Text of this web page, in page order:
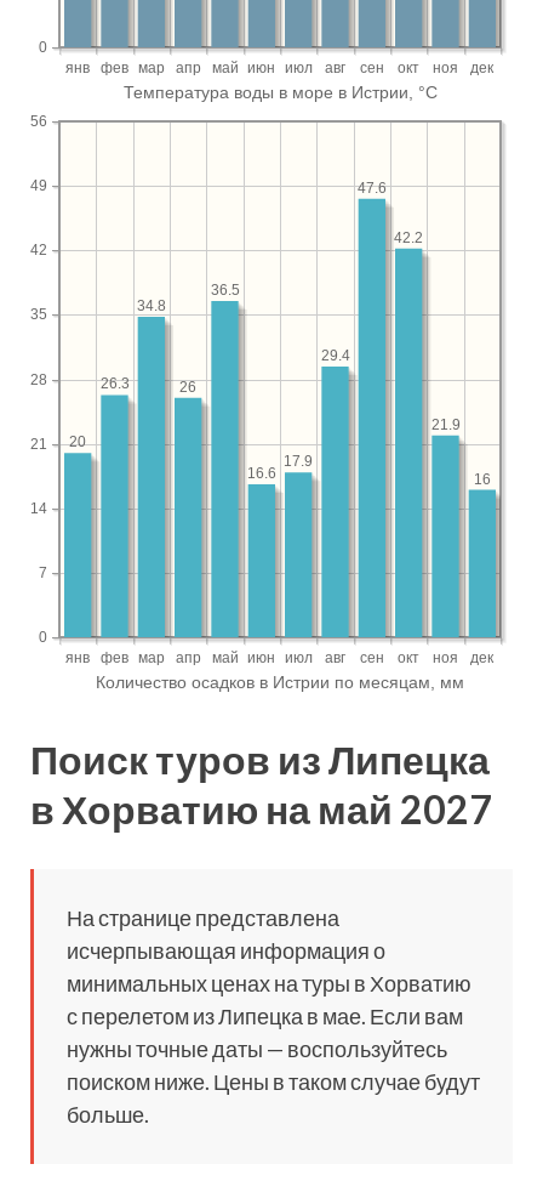
Поиск туров из Липецка
в Хорватию на май 2027
На странице представлена
исчерпывающая информация о
минимальных ценах на туры в Хорватию
с перелетом из Липецка в мае. Если вам
нужны точные даты — воспользуйтесь
поиском ниже. Цены в таком случае будут
больше.